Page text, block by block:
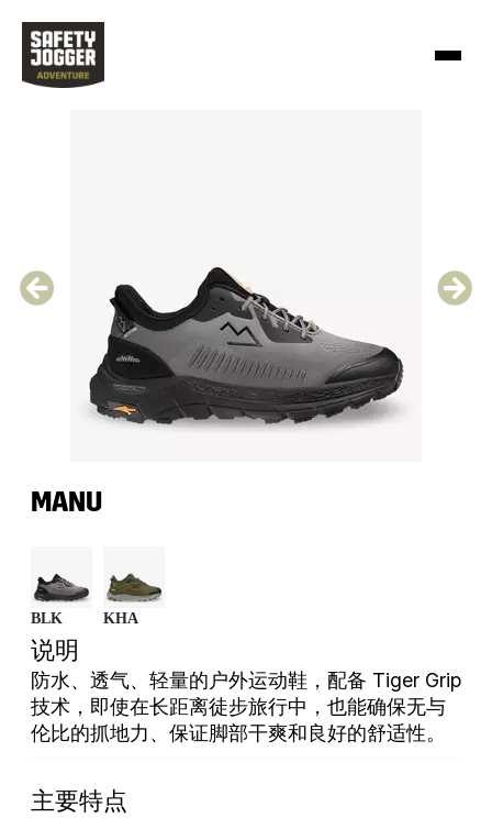
经销商登录
SJ Lifestyle
前
一
下
一
MANU
BLK KHA
说明
防水、透气、轻量的户外运动鞋，配备 Tiger Grip
技术，即使在长距离徒步旅行中，也能确保无与
伦比的抓地力、保证脚部干爽和良好的舒适性。
主要特点